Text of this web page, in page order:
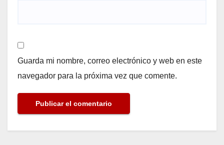
Guarda mi nombre, correo electrónico y web en este
navegador para la próxima vez que comente.